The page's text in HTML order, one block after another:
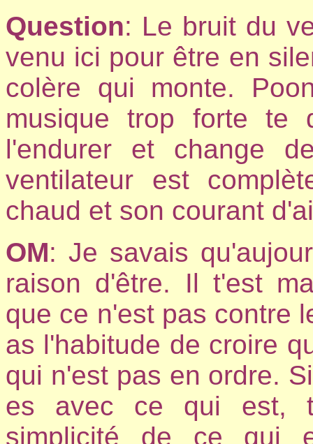
Question: Le bruit du
venu ici pour être en
colère qui monte.
musique trop forte te
l'endurer et change
ventilateur est
chaud et son courant
OM: Je savais
raison d'être. Il t'est
que ce n'est pas contre
as l'habitude de croire
qui n'est pas en ordre.
es avec ce qui est,
simplicité de ce qui